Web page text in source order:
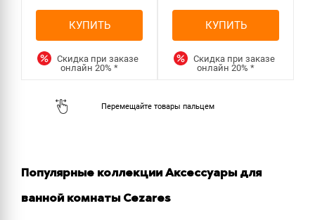
КУПИТЬ
Скидка при заказе
онлайн20%*
КУПИТЬ
Скидка при заказе
онлайн20%*
Популярные коллекции Аксессуары для
ванной комнаты Cezares